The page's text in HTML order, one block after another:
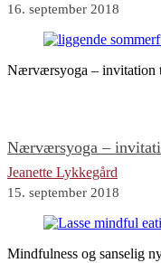
16. september 2018
Nærværsyoga – invitation
Nærværsyoga –
Jeanette Lykkegård
15. september 2018
Mindfulness og sanselig